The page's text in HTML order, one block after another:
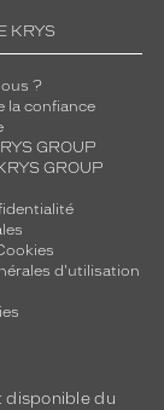
KRYS
?
la confiance
GROUP
GROUP
d'utilisation
disponible du